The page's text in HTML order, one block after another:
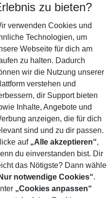
Hotelbeschreibung
Airport
3
verfügbar.
zu bieten?
verwenden Cookies und
Technologien, um
Webseite für dich am
zu halten. Dadurch
wir die Nutzung unserer
verstehen und
dir Support bieten
Inhalte, Angebote und
anzeigen, die für dich
sind und zu dir passen.
auf „Alle akzeptieren“,
du einverstanden bist. Dir
das Nötigste? Dann wähle
notwendige Cookies“.
„Cookies anpassen“